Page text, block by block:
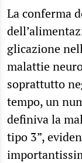
La conferma
glicazione
malattie
soprattutto
tempo, un
definiva la
tipo 3”,